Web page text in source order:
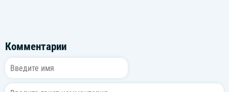
Комментарии